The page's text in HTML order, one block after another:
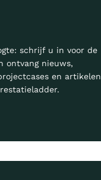
schrijf u in voor de
ontvang nieuws,
en artikelen